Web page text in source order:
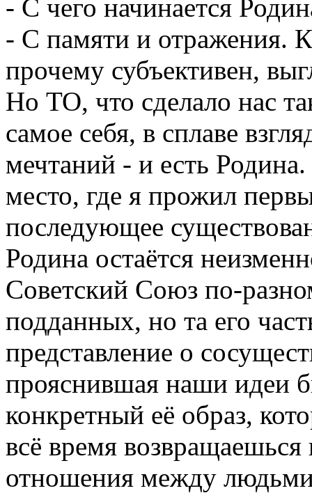
- С чего начинается
- С памяти и отражения.
прочему субъективен,
Но ТО, что сделало нас
самое себя, в сплаве
мечтаний - и есть
место, где я прожил
последующее
Родина остаётся
Советский Союз по-
подданных, но та его
представление о
прояснившая наши идеи
конкретный её образ,
всё время
отношения между